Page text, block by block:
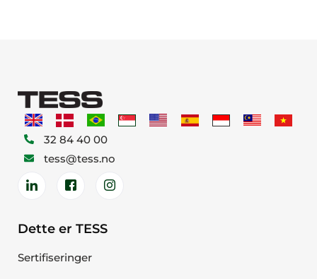
32 84 40 00
tess@tess.no
Dette er TESS
Sertifiseringer